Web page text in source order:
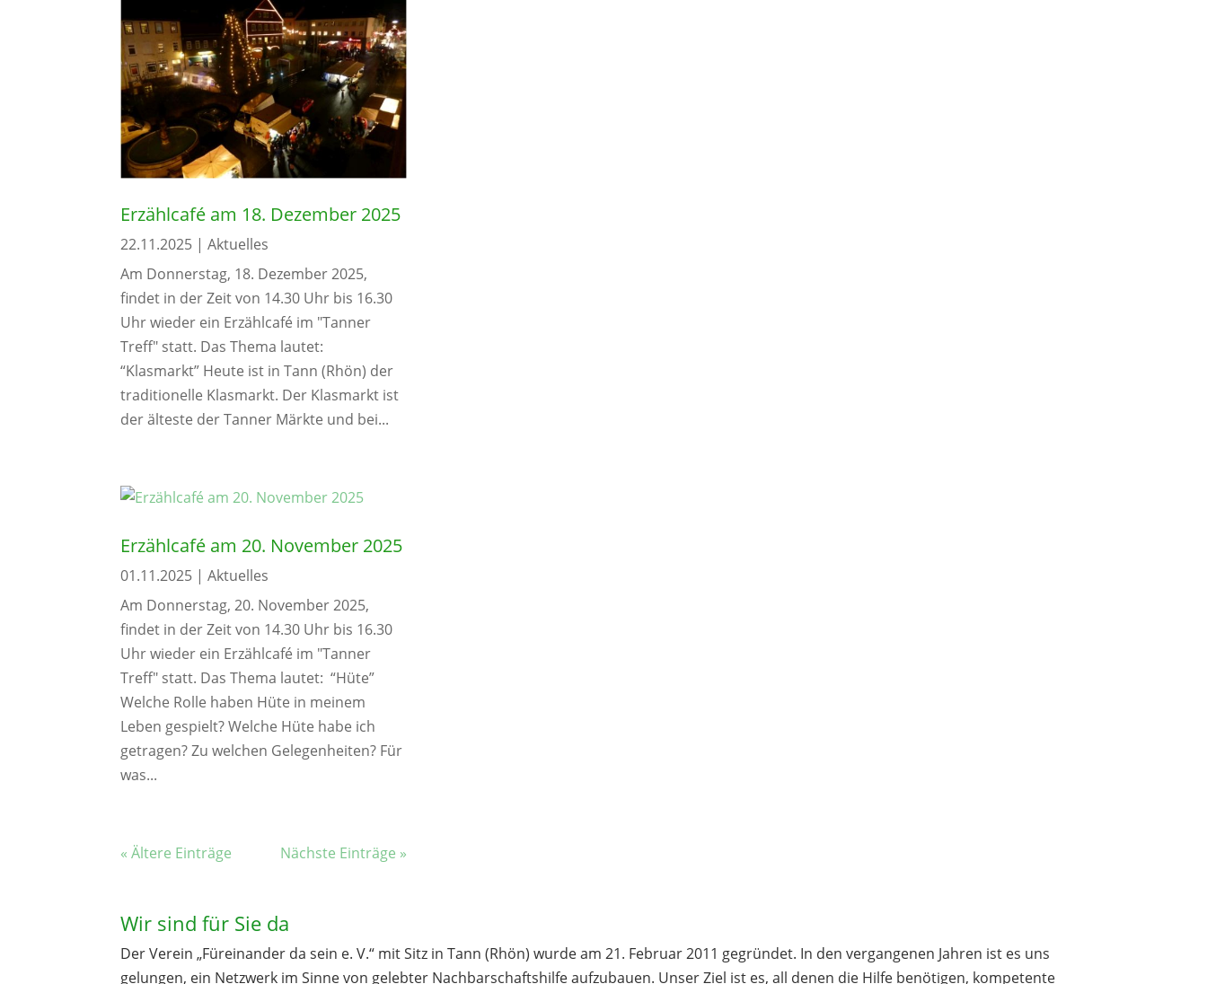
Erzählcafé am 18. Dezember 2025
22.11.2025 |Aktuelles
Am Donnerstag, 18. Dezember 2025,
findet in der Zeit von 14.30 Uhr bis 16.30
Uhr wieder ein Erzählcafé im "Tanner
Treff" statt. Das Thema lautet:
“Klasmarkt” Heute ist in Tann (Rhön) der
traditionelle Klasmarkt. Der Klasmarkt ist
der älteste der Tanner Märkte und bei...
Erzählcafé am 20. November 2025
01.11.2025 |Aktuelles
Am Donnerstag, 20. November 2025,
findet in der Zeit von 14.30 Uhr bis 16.30
Uhr wieder ein Erzählcafé im "Tanner
Treff" statt. Das Thema lautet: “Hüte”
Welche Rolle haben Hüte in meinem
Leben gespielt? Welche Hüte habe ich
getragen? Zu welchen Gelegenheiten? Für
was...
« Ältere Einträge Nächste Einträge »
Wir sind für Sie da
Der Verein „Füreinander da sein e. V.“ mit Sitz in Tann (Rhön) wurde am 21. Februar 2011 gegründet. In den vergangenen Jahren ist es uns
gelungen, ein Netzwerk im Sinne von gelebter Nachbarschaftshilfe aufzubauen. Unser Ziel ist es, all denen die Hilfe benötigen, kompetente